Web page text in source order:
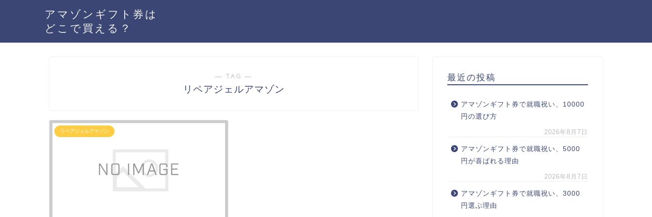
アマゾンギフト券は
どこで買える？
― TAG ―
リペアジェルアマゾン
リペアジェルアマゾン
最近の投稿
アマゾンギフト券で就職祝い、10000
円の選び方
2026年8月7日
アマゾンギフト券で就職祝い、5000
円が喜ばれる理由
2026年8月7日
アマゾンギフト券で就職祝い、3000
円選ぶ理由